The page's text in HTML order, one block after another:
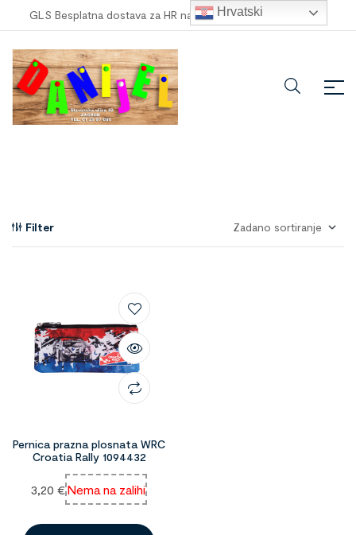
GLS Besplatna dostava za HR narudžbe veće od 100,00 €
Filter
Pernica prazna plosnata WRC
Croatia Rally 1094432
3,20 €Nema na zalihi
Hrvatski